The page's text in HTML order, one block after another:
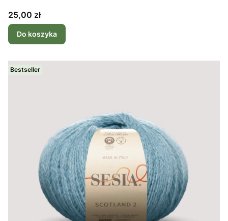
Cena
25,00 zł
Do koszyka
Bestseller